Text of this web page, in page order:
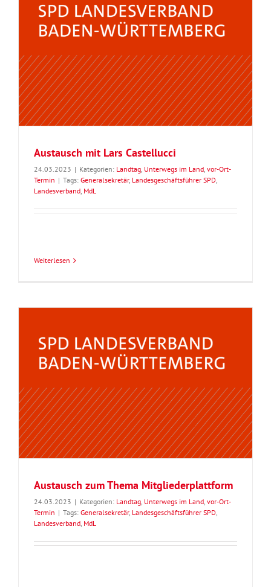
Austausch mit Lars Castellucci
24.03.2023 | Kategorien: Landtag, Unterwegs im Land, vor-Ort-
Termin | Tags: Generalsekretär, Landesgeschäftsführer SPD,
Landesverband, MdL
Weiterlesen
Austausch zum Thema Mitgliederplattform
24.03.2023 | Kategorien: Landtag, Unterwegs im Land, vor-Ort-
Termin | Tags: Generalsekretär, Landesgeschäftsführer SPD,
Landesverband, MdL